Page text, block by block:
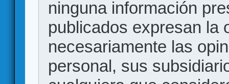
ninguna información
publicados expresan la
necesariamente las
personal, sus